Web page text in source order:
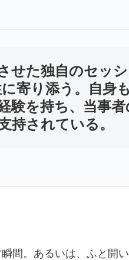
せた独自のセッ
寄り添う。自身
験を持ち、当事
持されている。
間。あるいは、ふと開